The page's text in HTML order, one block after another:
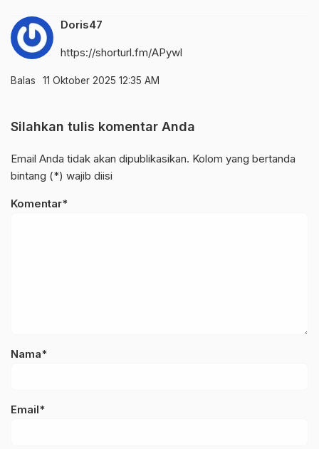
Doris47
https://shorturl.fm/APywl
Balas 11 Oktober 2025 12:35 AM
Silahkan tulis komentar Anda
Email Anda tidak akan dipublikasikan. Kolom yang bertanda
bintang (*) wajib diisi
Komentar*
Nama*
Email*